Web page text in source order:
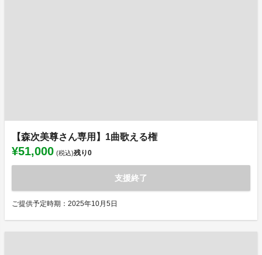
【森次美尊さん専用】1曲歌える権
¥51,000 (税込)残り0
支援終了
ご提供予定時期：2025年10月5日